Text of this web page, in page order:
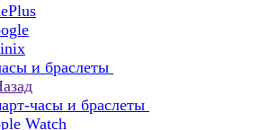
и браслеты
часы и браслеты
Watch